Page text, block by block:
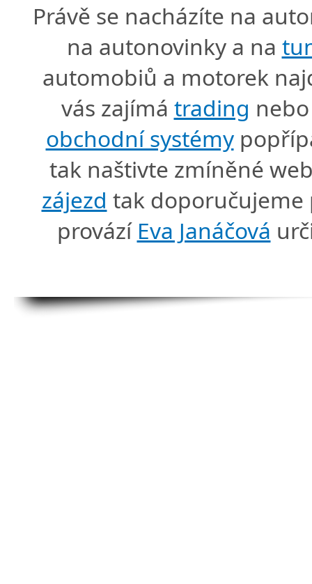
Právě se nacházíte na
na autonovinky a na
automobiů a motorek
vás zajímá trading
obchodní systémy
tak naštivte zmíněné
zájezd tak doporučujeme
provází Eva Janáčová